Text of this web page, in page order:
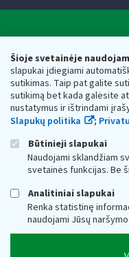
Šioje svetainėje
slapukai įdiegiami
sutikimas. Taip pat galite
sutikimą bet kada galėsite
nustatymus ir ištrindami
Slapukų politika
;
Būtinieji slapukai
Naudojami sklandžiam
svetainės funkcijas. Be
Analitiniai slapukai
Renka statistinę
naudojami Jūsų
Respublikos
Biudžetinė įstaiga.
adresas: Vasario 16-osios
vmi@vmi.lt, E. pristatymo
Duomenys apie Valstybinę
Respublikos finansų